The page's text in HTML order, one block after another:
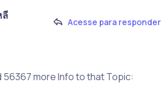
ลี
Acesse para responder
56367 more Info to that Topic: